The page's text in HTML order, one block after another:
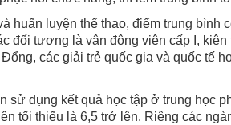
huấn luyện thể thao, điểm trung bình
đối tượng là vận động viên cấp I,
các giải trẻ quốc gia và quốc tế
sử dụng kết quả học tập ở trung học
tối thiếu là 6,5 trở lên. Riêng các